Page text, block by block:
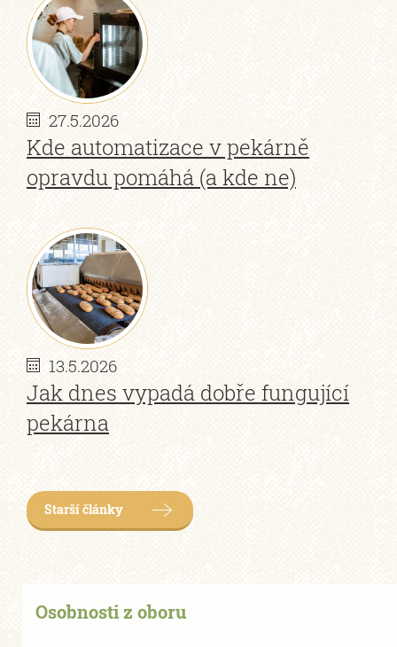
27.5.2026
Kde automatizace v pekárně
opravdu pomáhá (a kde ne)
13.5.2026
Jak dnes vypadá dobře fungující
pekárna
Starší články
Osobnosti z oboru